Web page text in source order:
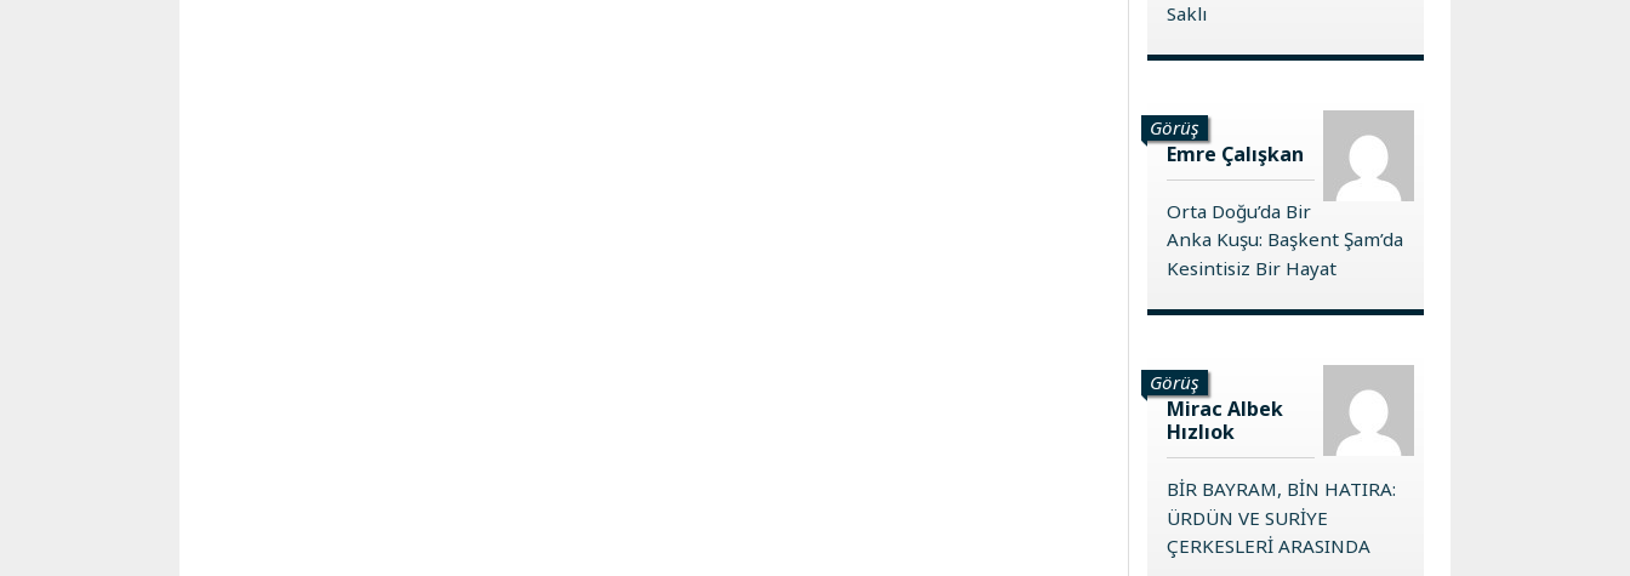
Saklı
Görüş
Emre Çalışkan
Orta Doğu’da Bir
Anka Kuşu: Başkent Şam’da
Kesintisiz Bir Hayat
Görüş
Mirac Albek
Hızlıok
BİR BAYRAM, BİN HATIRA:
ÜRDÜN VE SURİYE
ÇERKESLERİ ARASINDA